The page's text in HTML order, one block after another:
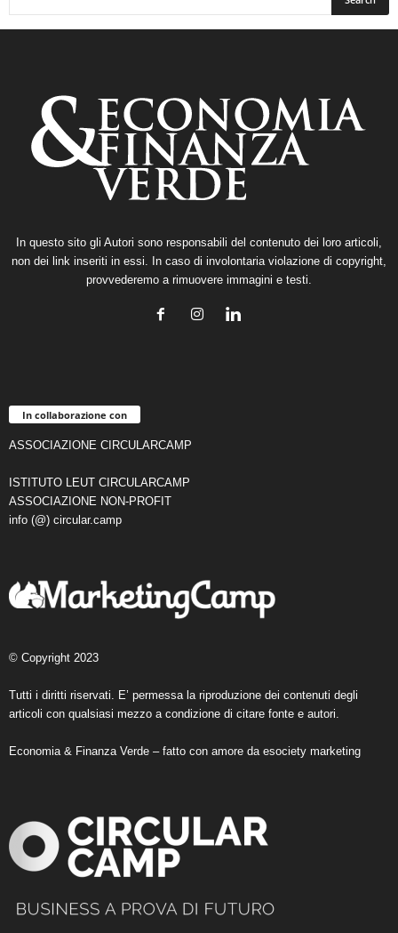
In questo sito gli Autori sono responsabili del contenuto dei loro articoli,
non dei link inseriti in essi. In caso di involontaria violazione di copyright,
provvederemo a rimuovere immagini e testi.
In collaborazione con
ASSOCIAZIONE CIRCULARCAMP
ISTITUTO LEUT CIRCULARCAMP
ASSOCIAZIONE NON-PROFIT
info (@) circular.camp
© Copyright 2023
Tutti i diritti riservati. E’ permessa la riproduzione dei contenuti degli
articoli con qualsiasi mezzo a condizione di citare fonte e autori.
Economia & Finanza Verde – fatto con amore da esociety marketing